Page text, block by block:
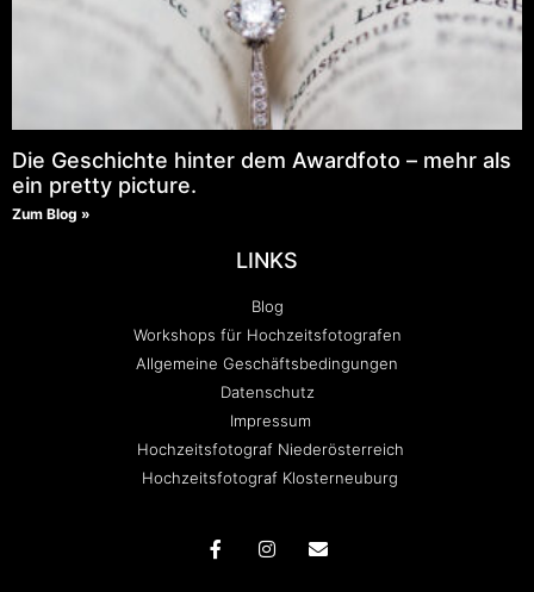
Die Geschichte hinter dem Awardfoto – mehr als
ein pretty picture.
Zum Blog »
LINKS
Blog
Workshops für Hochzeitsfotografen
Allgemeine Geschäftsbedingungen
Datenschutz
Impressum
Hochzeitsfotograf Niederösterreich
Hochzeitsfotograf Klosterneuburg